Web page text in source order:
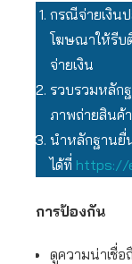
กรณีจ่ายเงิน
โฆษณาให้รีบ
จ่ายเงิน
รวบรวมหลัก
ภาพถ่ายสินค้
นำหลักฐานยื่
ได้ที่ https://
การป้องกัน
ดูความน่าเชื่อ